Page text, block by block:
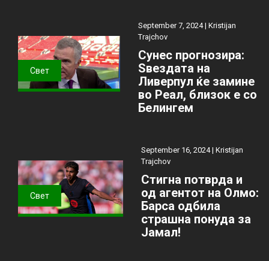
Свет
September 7, 2024 | Kristijan
Trajchov
Сунес прогнозира:
Ѕвездата на
Ливерпул ќе замине
во Реал, близок е со
Белингем
Свет
September 16, 2024 | Kristijan
Trajchov
Стигна потврда и
од агентот на Олмо:
Барса одбила
страшна понуда за
Јамал!